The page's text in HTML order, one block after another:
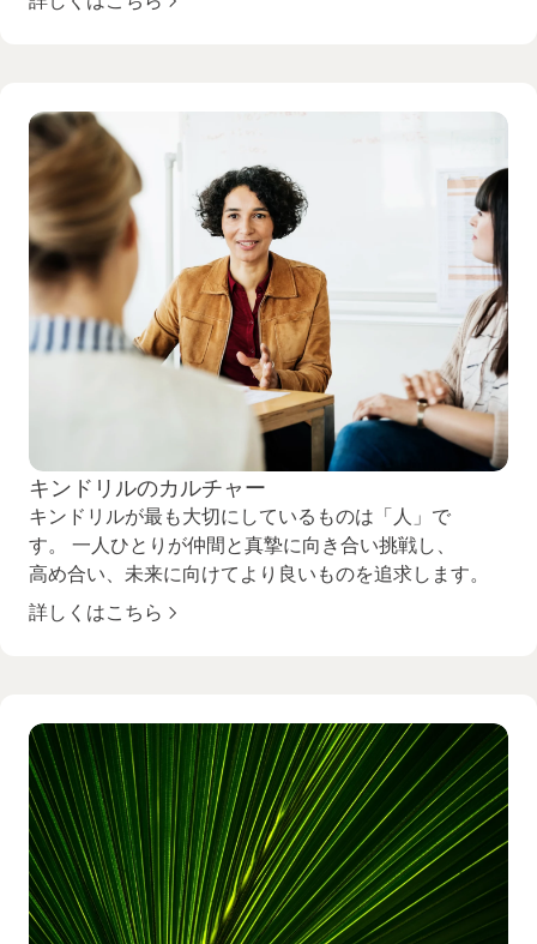
キンドリルのカルチャー
キンドリルが最も大切にしているものは「人」で
す。 一人ひとりが仲間と真摯に向き合い挑戦し、
高め合い、未来に向けてより良いものを追求します。
詳しくはこちら